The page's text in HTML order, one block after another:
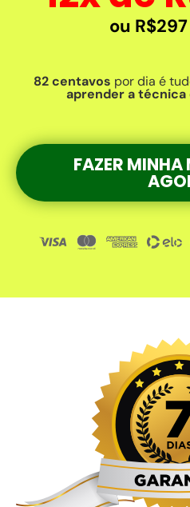
ou
82 centavos por dia é
aprender a técnica
FAZER